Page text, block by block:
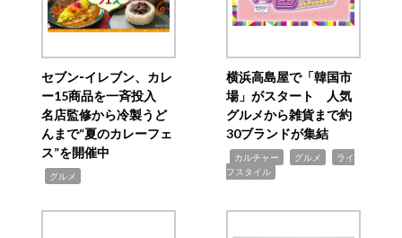
セブン‐イレブン、カレ
ー15商品を一斉投入
名店監修から冷製うど
んまで“夏のカレーフェ
ス”を開催中
グルメ
横浜高島屋で「韓国市
場」がスタート 人気
グルメから雑貨まで約
30ブランドが集結
カルチャー グルメ
ライ
フスタイル